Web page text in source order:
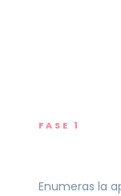
FASE 1
Enumeras la